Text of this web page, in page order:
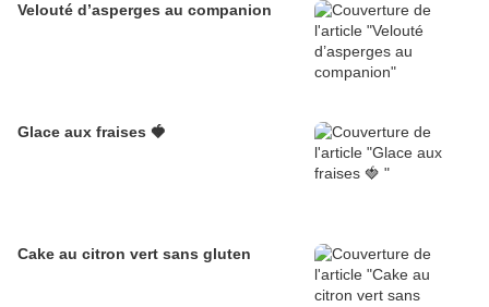
Velouté d’asperges au companion
Glace aux fraises 🍓
Cake au citron vert sans gluten